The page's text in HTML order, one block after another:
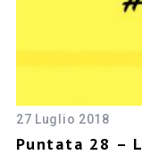
27 Luglio 2018
Puntata 28 –